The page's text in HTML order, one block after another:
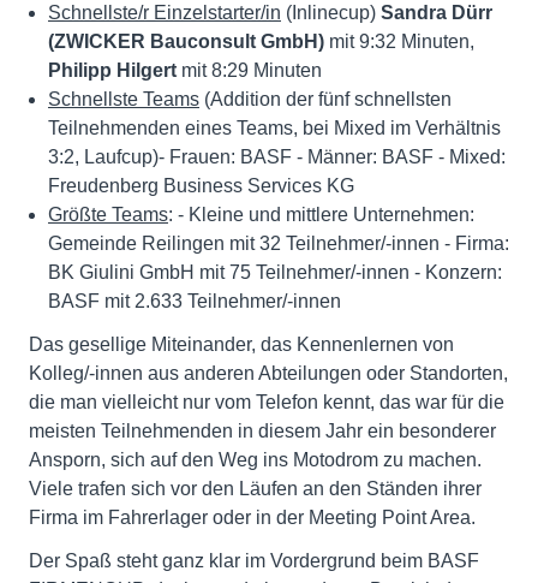
Schnellste/r Einzelstarter/in (Inlinecup) Sandra Dürr
(ZWICKER Bauconsult GmbH) mit 9:32 Minuten,
Philipp Hilgert mit 8:29 Minuten
Schnellste Teams (Addition der fünf schnellsten
Teilnehmenden eines Teams, bei Mixed im Verhältnis
3:2, Laufcup)- Frauen: BASF - Männer: BASF - Mixed:
Freudenberg Business Services KG
Größte Teams: - Kleine und mittlere Unternehmen:
Gemeinde Reilingen mit 32 Teilnehmer/-innen - Firma:
BK Giulini GmbH mit 75 Teilnehmer/-innen - Konzern:
BASF mit 2.633 Teilnehmer/-innen
Das gesellige Miteinander, das Kennenlernen von
Kolleg/-innen aus anderen Abteilungen oder Standorten,
die man vielleicht nur vom Telefon kennt, das war für die
meisten Teilnehmenden in diesem Jahr ein besonderer
Ansporn, sich auf den Weg ins Motodrom zu machen.
Viele trafen sich vor den Läufen an den Ständen ihrer
Firma im Fahrerlager oder in der Meeting Point Area.
Der Spaß steht ganz klar im Vordergrund beim BASF